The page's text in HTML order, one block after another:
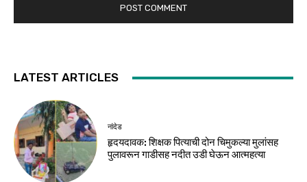
LATEST ARTICLES
नांदेड
हृदयदावक: शिक्षक पित्याची दोन चिमुकल्या मुलांसह
पुलावरून गाडीसह नदीत उडी घेऊन आत्महत्या